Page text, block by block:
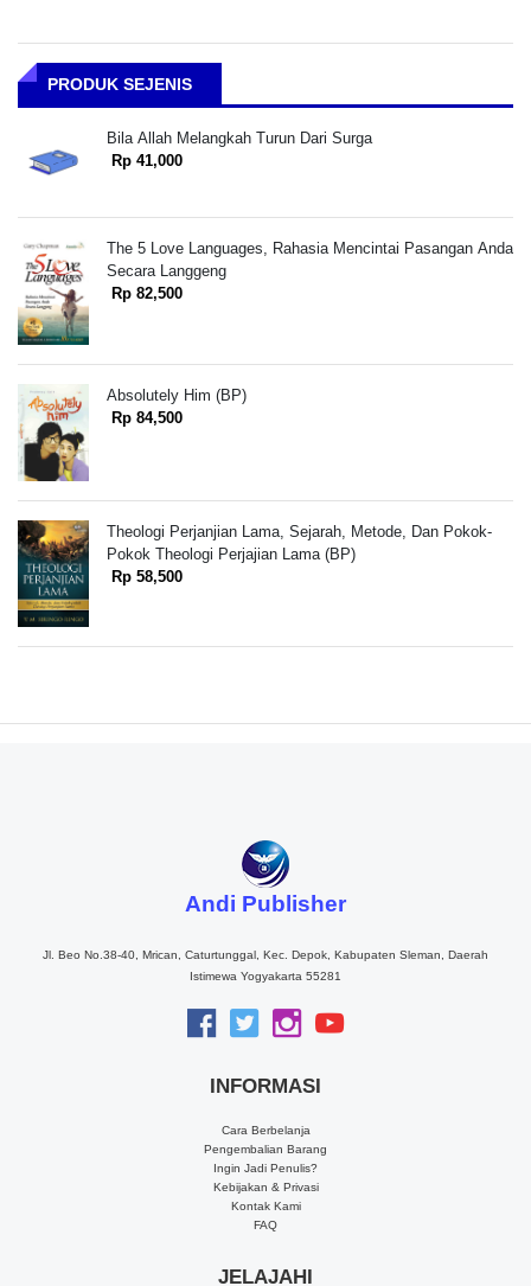
PRODUK SEJENIS
Bila Allah Melangkah Turun Dari Surga
Rp 41,000
The 5 Love Languages, Rahasia Mencintai Pasangan Anda
Secara Langgeng
Rp 82,500
Absolutely Him (BP)
Rp 84,500
Theologi Perjanjian Lama, Sejarah, Metode, Dan Pokok-
Pokok Theologi Perjajian Lama (BP)
Rp 58,500
Andi Publisher
Jl. Beo No.38-40, Mrican, Caturtunggal, Kec. Depok, Kabupaten Sleman, Daerah
Istimewa Yogyakarta 55281
INFORMASI
Cara Berbelanja
Pengembalian Barang
Ingin Jadi Penulis?
Kebijakan & Privasi
Kontak Kami
FAQ
JELAJAHI